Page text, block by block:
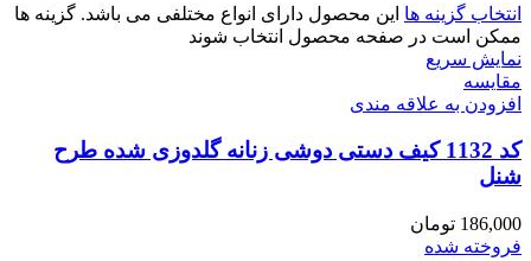
انتخاب گزینه ها این محصول دارای انواع مختلفی می باشد. گزینه ها
ممکن است در صفحه محصول انتخاب شوند
نمایش سریع
مقايسه
افزودن به علاقه مندی
کد 1132 کیف دستی دوشی زنانه گلدوزی شده طرح
شنل
186,000 تومان
فروخته شده